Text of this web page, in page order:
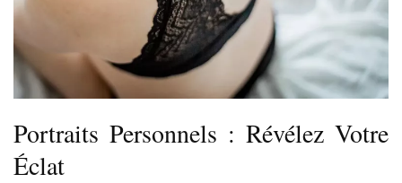
Portraits Personnels : Révélez Votre
Éclat